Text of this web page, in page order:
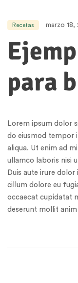
Recetas marzo 18,
para
Lorem ipsum dolor
do eiusmod tempor
aliqua. Ut enim ad
ullamco laboris nisi
Duis aute irure
cillum dolore eu
occaecat cupidatat
deserunt mollit